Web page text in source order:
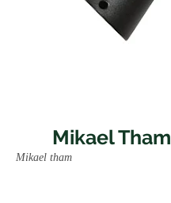
Mikael
Mikael tham